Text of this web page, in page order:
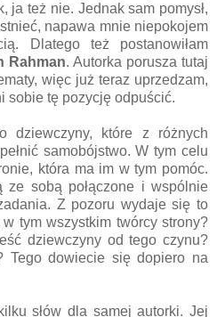
ja też nie. Jednak sam pomysł,
napawa mnie niepokojem
Dlatego też postanowiłam
Rahman. Autorka porusza tutaj
więc już teraz uprzedzam,
sobie tę pozycję odpuścić.
dziewczyny, które z różnych
samobójstwo. W tym celu
która ma im w tym pomóc.
ze sobą połączone i wspólnie
Z pozoru wydaje się to
tym wszystkim twórcy strony?
dziewczyny od tego czynu?
Tego dowiecie się dopiero na
słów dla samej autorki. Jej